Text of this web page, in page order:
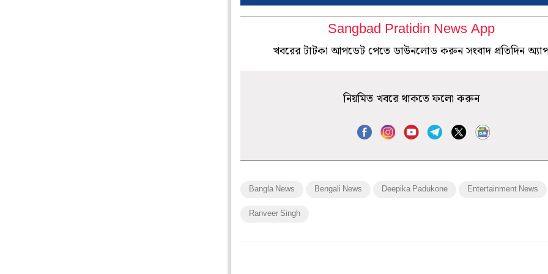
Sangbad Pratidin News App
খবরের টাটকা আপডেট পেতে ডাউনলোড করুন সংবাদ প্রতিদিন
নিয়মিত খবরে থাকতে ফলো করুন
Bangla News Bengali News Deepika Padukone Entertainment News
Ranveer Singh